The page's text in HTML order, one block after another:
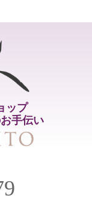
ップ
手伝い